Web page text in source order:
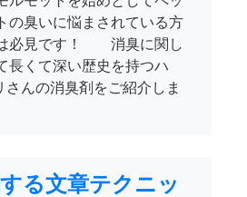
トの臭いに悩まされている方
必見です！ 消臭に関し
長くて深い歴史を持つハ
さんの消臭剤をご紹介しま
る文章テクニッ